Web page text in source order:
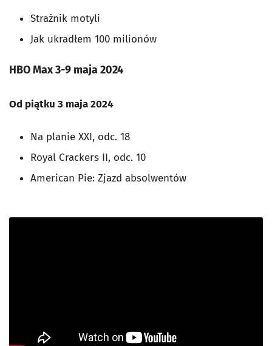
Strażnik motyli
Jak ukradłem 100 milionów
HBO Max 3-9 maja 2024
Od piątku 3 maja 2024
Na planie XXI, odc. 18
Royal Crackers II, odc. 10
American Pie: Zjazd absolwentów